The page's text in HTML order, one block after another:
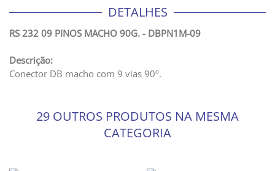
DETALHES
RS 232 09 PINOS MACHO 90G. - DBPN1M-09
Descrição:
Conector DB macho com 9 vias 90º.
29 OUTROS PRODUTOS NA MESMA
CATEGORIA